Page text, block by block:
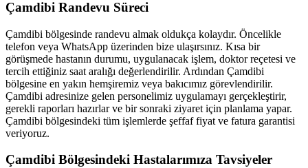
Çamdibi Randevu Süreci
Çamdibi bölgesinde randevu almak oldukça kolaydır. Öncelikle
telefon veya WhatsApp üzerinden bize ulaşırsınız. Kısa bir
görüşmede hastanın durumu, uygulanacak işlem, doktor reçetesi ve
tercih ettiğiniz saat aralığı değerlendirilir. Ardından Çamdibi
bölgesine en yakın hemşiremiz veya bakıcımız görevlendirilir.
Çamdibi adresinize gelen personelimiz uygulamayı gerçekleştirir,
gerekli raporları hazırlar ve bir sonraki ziyaret için planlama yapar.
Çamdibi bölgesindeki tüm işlemlerde şeffaf fiyat ve fatura garantisi
veriyoruz.
Çamdibi Bölgesindeki Hastalarımıza Tavsiyeler